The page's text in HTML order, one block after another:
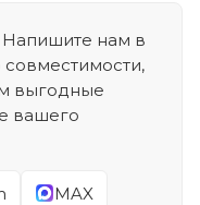
нам в
выгодные
вашего
MAX